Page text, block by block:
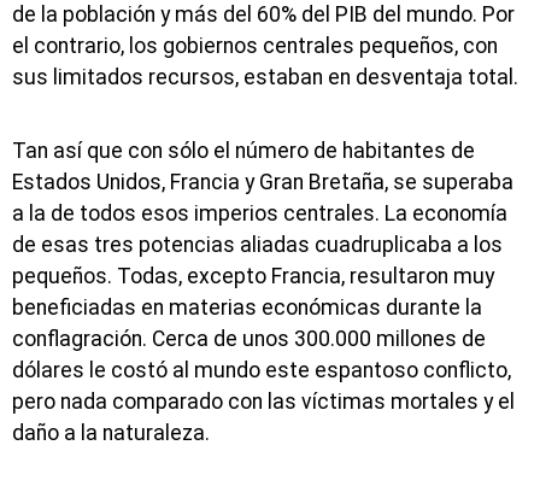
de la población y más del 60% del PIB del mundo. Por
el contrario, los gobiernos centrales pequeños, con
sus limitados recursos, estaban en desventaja total.
Tan así que con sólo el número de habitantes de
Estados Unidos, Francia y Gran Bretaña, se superaba
a la de todos esos imperios centrales. La economía
de esas tres potencias aliadas cuadruplicaba a los
pequeños. Todas, excepto Francia, resultaron muy
beneficiadas en materias económicas durante la
conflagración. Cerca de unos 300.000 millones de
dólares le costó al mundo este espantoso conflicto,
pero nada comparado con las víctimas mortales y el
daño a la naturaleza.